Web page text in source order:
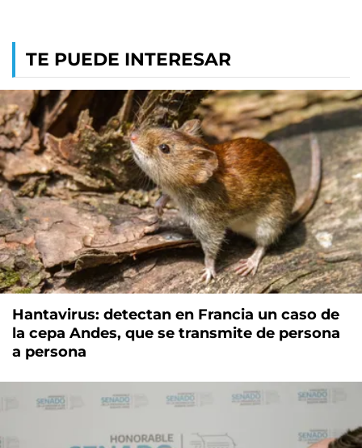
TE PUEDE INTERESAR
Hantavirus: detectan en Francia un caso de
la cepa Andes, que se transmite de persona
a persona